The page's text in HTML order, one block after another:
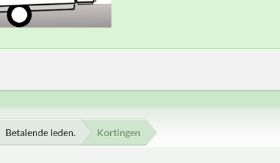
Betalende leden. Kortingen